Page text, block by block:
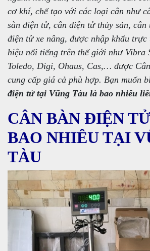
cơ khí, chế tạo với các loại cân như
sàn điện tử, cân điện tử thủy sản, cân
điện tử xe nâng, được nhập khẩu
hiệu nổi tiếng trên thế giới như Vibra
Toledo, Digi, Ohaus, Cas,… được
cung cấp giá cả phù hợp. Bạn muốn
điện tử tại Vũng Tàu là bao nhiêu
CÂN BÀN ĐIỆN
BAO NHIÊU TẠI
TÀU